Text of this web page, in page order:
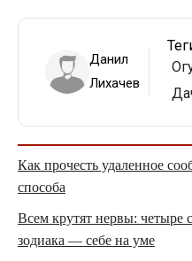
Данил
Лихачев
Как прочесть удаленное
способа
Всем крутят нервы: четыре
зодиака — себе на уме